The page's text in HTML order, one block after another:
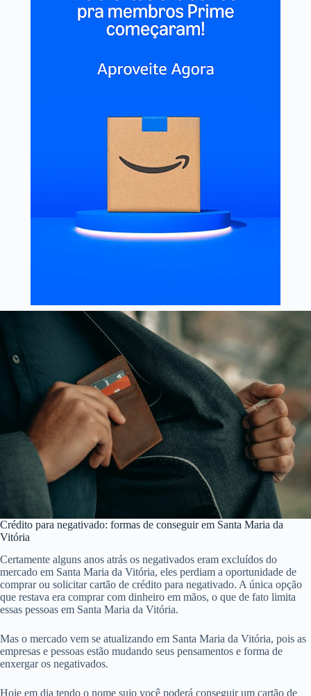
Crédito para negativado: formas de conseguir em Santa Maria da
Vitória
Certamente alguns anos atrás os negativados eram excluídos do
mercado em Santa Maria da Vitória, eles perdiam a oportunidade de
comprar ou solicitar cartão de crédito para negativado. A única opção
que restava era comprar com dinheiro em mãos, o que de fato limita
essas pessoas em Santa Maria da Vitória.
Mas o mercado vem se atualizando em Santa Maria da Vitória, pois as
empresas e pessoas estão mudando seus pensamentos e forma de
enxergar os negativados.
Hoje em dia tendo o nome sujo você poderá conseguir um cartão de